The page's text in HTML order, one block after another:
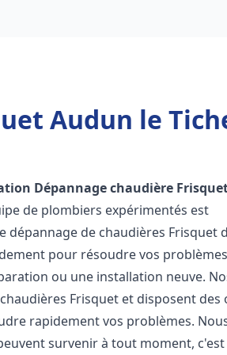
Audun le
Dépannage chaudière
de plombiers expérimentés est
de chaudières Frisquet
pour résoudre vos
ou une installation neuve.
Frisquet et disposent des
rapidement vos problèmes.
survenir à tout moment, c'est